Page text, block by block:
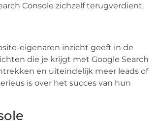
Console zichzelf terugverdient.
eigenaren inzicht geeft in de
die je krijgt met Google Search
en uiteindelijk meer leads of
is over het succes van hun